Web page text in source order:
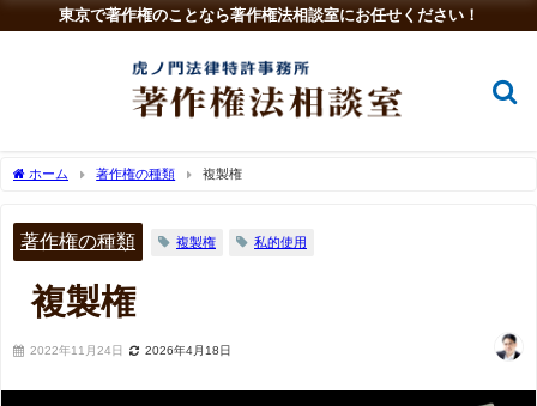
東京で著作権のことなら著作権法相談室にお任せください！
ホーム 著作権の種類 複製権
著作権の種類 複製権 私的使用
複製権
2022年11月24日 2026年4月18日